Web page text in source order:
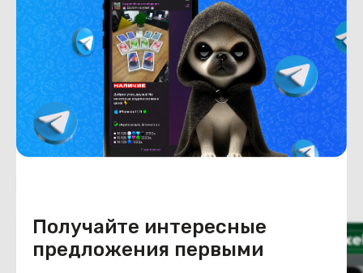
Получайте интересные
предложения первыми
Емкость накопителя 256
Конструкция
Цвет зеленый